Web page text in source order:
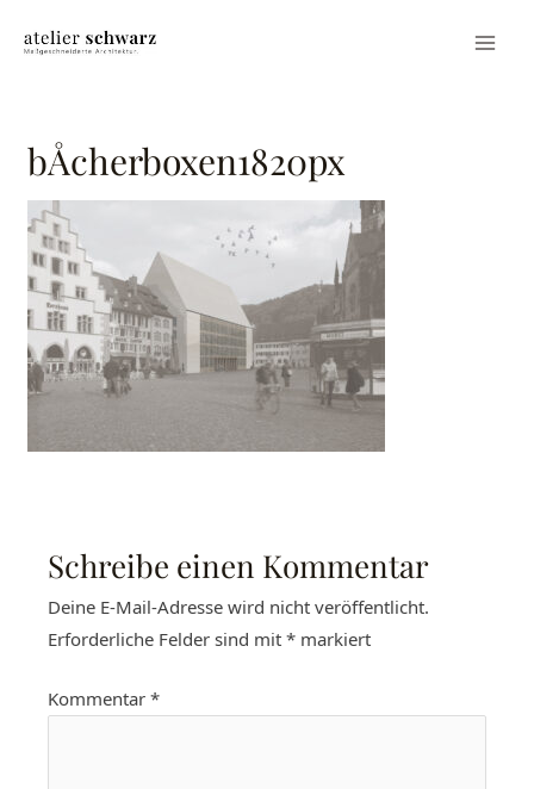
bÅcherboxen1820px
Schreibe einen Kommentar
Deine E-Mail-Adresse wird nicht veröffentlicht.
Erforderliche Felder sind mit* markiert
Kommentar*